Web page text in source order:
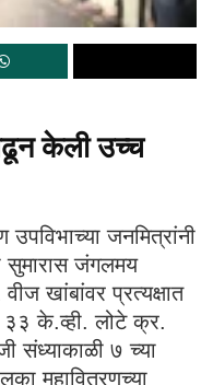
केली उच्च
जनमित्रांनी
सुमारास जंगलमय
खांबांवर प्रत्यक्षात
के.व्ही. लोटे क्र.
संध्याकाळी ७ च्या
महावितरणच्या